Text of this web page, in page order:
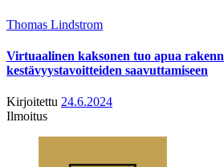
Thomas Lindstrom
Virtuaalinen kaksonen tuo apua
kestävyystavoitteiden saavuttamiseen
Kirjoitettu 24.6.2024
Ilmoitus